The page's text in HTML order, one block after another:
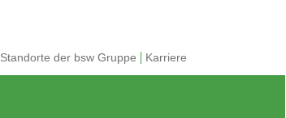
Standorte der bsw Gruppe Karriere